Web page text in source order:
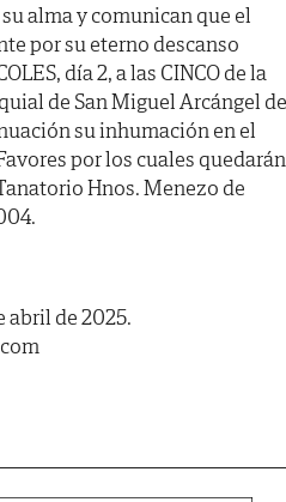
alma y comunican que el
por su eterno descanso
día 2, a las CINCO de la
de San Miguel Arcángel de
su inhumación en el
por los cuales quedarán
Hnos. Menezo de
abril de 2025.